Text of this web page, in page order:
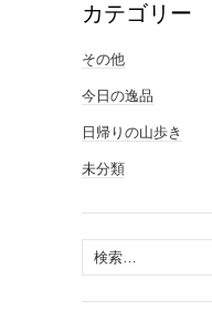
カテゴリー
その他
今日の逸品
日帰りの山歩き
未分類
検
索: